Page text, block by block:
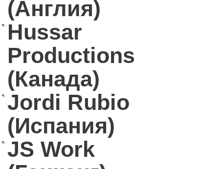
(Англия)
Hussar
Productions
(Канада)
Jordi Rubio
(Испания)
JS Work